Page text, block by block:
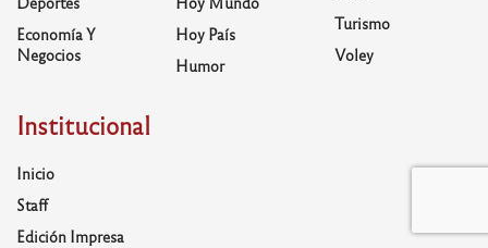
Economía Y
Negocios
Hoy País
Humor
Turismo
Voley
Institucional
Inicio
Staff
Edición Impresa